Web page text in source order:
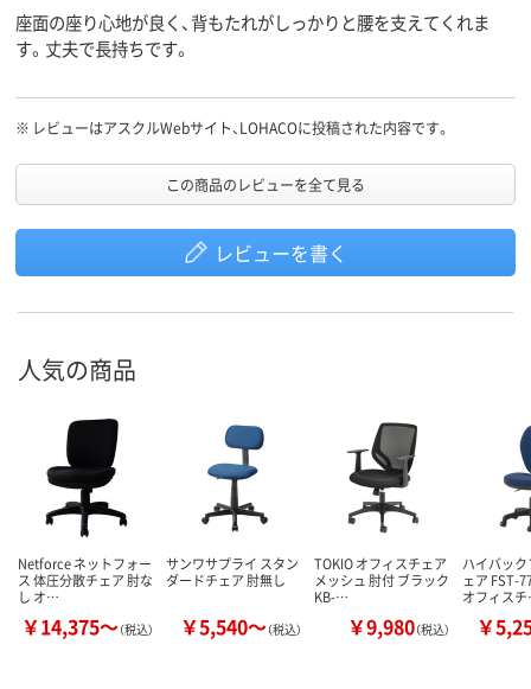
座面の座り心地が良く、背もたれがしっかりと腰を支えてくれま
す。丈夫で長持ちです。
※ レビューはアスクルWebサイト、LOHACOに投稿された内容です。
この商品のレビューを全て見る
レビューを書く
人気の商品
Netforce ネットフォー
ス 体圧分散チェア 肘な
し オ…
￥14,375～（税込）
サンワサプライ スタン
ダードチェア 肘無し
￥5,540～（税込）
TOKIO オフィスチェア
メッシュ 肘付 ブラック
KB-…
￥9,980（税込）
ハイバッ
ェア FST-
オフィス
￥